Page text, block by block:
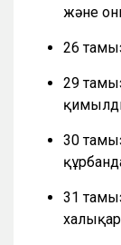
және
26
29
30
31